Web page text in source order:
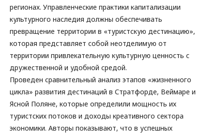
регионах. Управленческие практики капитализации
культурного наследия должны обеспечивать
превращение территории в «туристскую дестинацию»,
которая представляет собой неотделимую от
территории привлекательную культурную ценность с
дружественной и удобной средой.
Проведен сравнительный анализ этапов «жизненного
цикла» развития дестинаций в Стратфорде, Веймаре и
Ясной Поляне, которые определили мощность их
туристских потоков и доходы креативного сектора
экономики. Авторы показывают, что в успешных